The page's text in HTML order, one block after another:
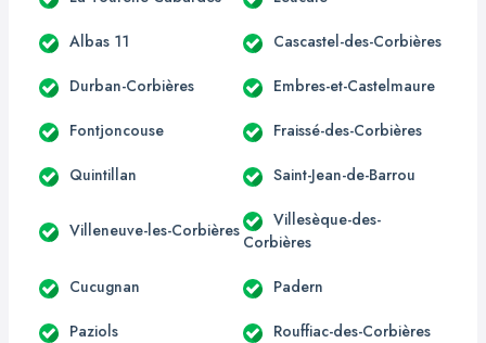
Albas 11 Cascastel-des-Corbières
Durban-Corbières Embres-et-Castelmaure
Fontjoncouse Fraissé-des-Corbières
Quintillan Saint-Jean-de-Barrou
Villeneuve-les-Corbières
Villesèque-des-
Corbières
Cucugnan Padern
Paziols Rouffiac-des-Corbières